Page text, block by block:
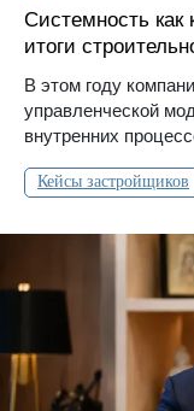
Системность как
итоги
В этом году
управленческой
внутренних
Кейсы застройщиков